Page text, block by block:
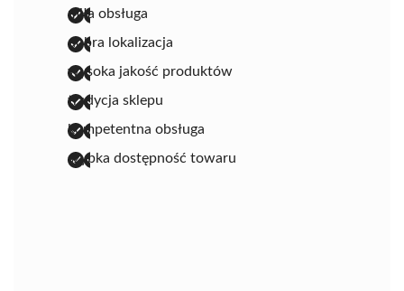
miła obsługa
dobra lokalizacja
wysoka jakość produktów
tradycja sklepu
kompetentna obsługa
szybka dostępność towaru